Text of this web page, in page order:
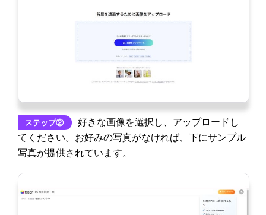
ステップ②
好きな画像を選択し、アップロードし
てください。お好みの写真がなければ、下にサンプル
写真が提供されています。